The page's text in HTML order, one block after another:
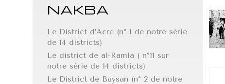
NAKBA
Le District d’Acre (n° 1 de notre série
de 14 districts)
Le district de al-Ramla ( n°11 sur
notre série de 14 districts)
Le District de Baysan (n° 2 de notre